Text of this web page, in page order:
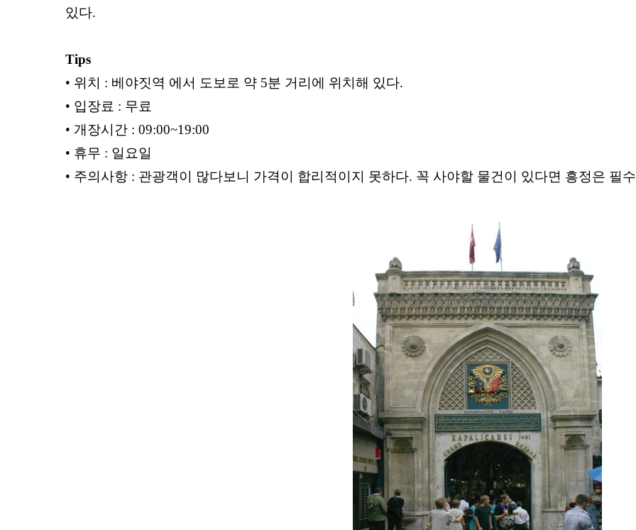
있다.
Tips
• 위치 : 베야짓역 에서 도보로 약 5분 거리에 위 치해 있다.
• 입장료 : 무료
• 개장시간 : 09:00~19:00
• 휴무 : 일요일
• 주의사항 : 관광객이 많다보니 가격이 합리적이지 못하다. 꼭 사야할 물건이 있다면 흥정은 필